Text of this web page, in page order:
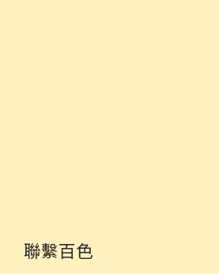
聯繫百色